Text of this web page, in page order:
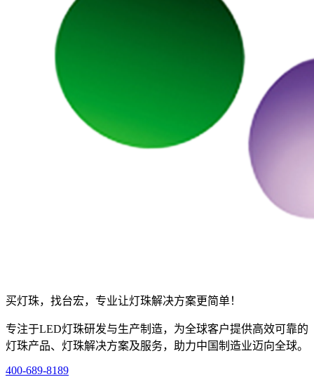
买灯珠，找台宏，专业让灯珠解决方案更简单！
专注于LED灯珠研发与生产制造，为全球客户提供高效可靠的
灯珠产品、灯珠解决方案及服务，助力中国制造业迈向全球。
400-689-8189